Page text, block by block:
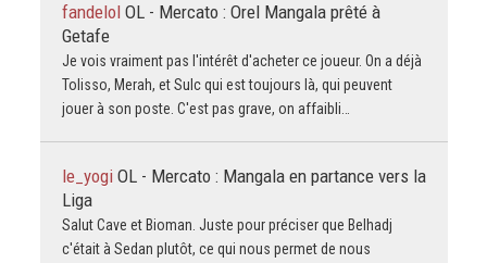
fandelol OL - Mercato : Orel Mangala prêté à
Getafe
Je vois vraiment pas l'intérêt d'acheter ce joueur. On a déjà
Tolisso, Merah, et Sulc qui est toujours là, qui peuvent
jouer à son poste. C'est pas grave, on affaibli…
le_yogi OL - Mercato : Mangala en partance vers la
Liga
Salut Cave et Bioman. Juste pour préciser que Belhadj
c'était à Sedan plutôt, ce qui nous permet de nous